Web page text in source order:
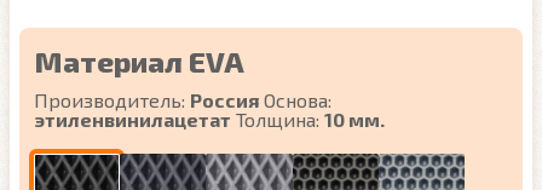
Материал EVA
Производитель: Россия Основа:
этиленвинилацетат Толщина: 10 мм.